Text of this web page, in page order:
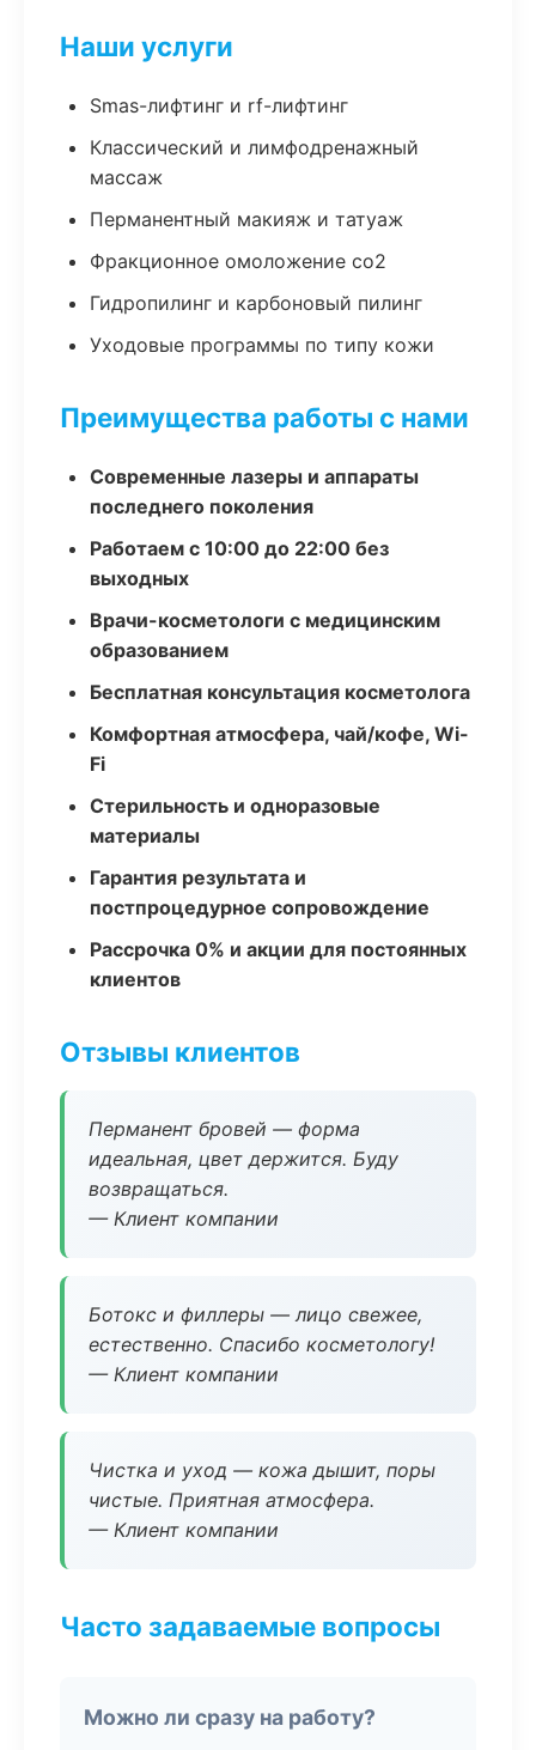
Наши услуги
Smas-лифтинг и rf-лифтинг
Классический и лимфодренажный
массаж
Перманентный макияж и татуаж
Фракционное омоложение co2
Гидропилинг и карбоновый пилинг
Уходовые программы по типу кожи
Преимущества работы с нами
Современные лазеры и аппараты
последнего поколения
Работаем с 10:00 до 22:00 без
выходных
Врачи-косметологи с медицинским
образованием
Бесплатная консультация косметолога
Комфортная атмосфера, чай/кофе, Wi-
Fi
Стерильность и одноразовые
материалы
Гарантия результата и
постпроцедурное сопровождение
Рассрочка 0% и акции для постоянных
клиентов
Отзывы клиентов
Перманент бровей — форма
идеальная, цвет держится. Буду
возвращаться.
— Клиент компании
Ботокс и филлеры — лицо свежее,
естественно. Спасибо косметологу!
— Клиент компании
Чистка и уход — кожа дышит, поры
чистые. Приятная атмосфера.
— Клиент компании
Часто задаваемые вопросы
Можно ли сразу на работу?